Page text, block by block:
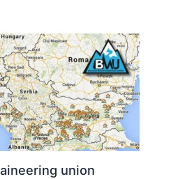
union